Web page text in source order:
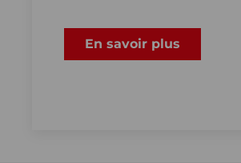
En savoir plus